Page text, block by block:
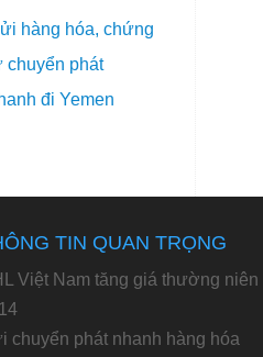
hàng hóa, chứng
chuyển phát
đi Yemen
TIN QUAN TRỌNG
Việt Nam tăng giá thường niên
chuyển phát nhanh hàng hóa